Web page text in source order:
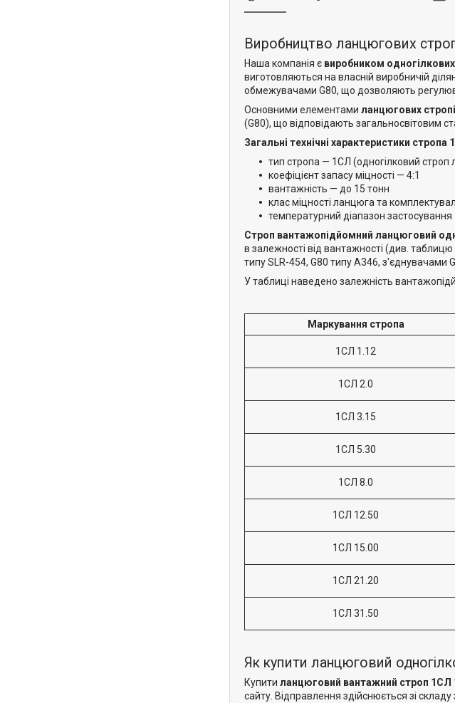
Виробництво ланцюгових
Наша компанія є виробником
виготовляються на власній виробничій
обмежувачами G80, що дозволяють
Основними елементами ланцюгових
(G80), що відповідають загальносвітовим
Загальні технічні характеристики стропа
тип стропа — 1СЛ (одногілковий строп
коефіцієнт запасу міцності — 4:1
вантажність — до 15 тонн
клас міцності ланцюга та
температурний діапазон застосування
Строп вантажопідйомний ланцюговий
в залежності від вантажності (див.
типу SLR-454, G80 типу А346, з'єднувачами
У таблиці наведено залежність
Маркування стропа
1СЛ 1.12
1СЛ 2.0
1СЛ 3.15
1СЛ 5.30
1СЛ 8.0
1СЛ 12.50
1СЛ 15.00
1СЛ 21.20
1СЛ 31.50
Як купити ланцюговий
Купити ланцюговий вантажний строп 1СЛ
сайту. Відправлення здійснюється зі